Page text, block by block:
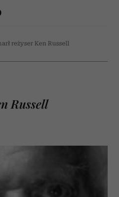
reżyser Ken Russell
Russell